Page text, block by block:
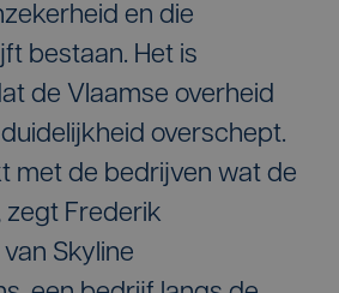
en die
bestaan. Het is
de Vlaamse overheid
overschept.
met de bedrijven wat de
zegt Frederik
Skyline